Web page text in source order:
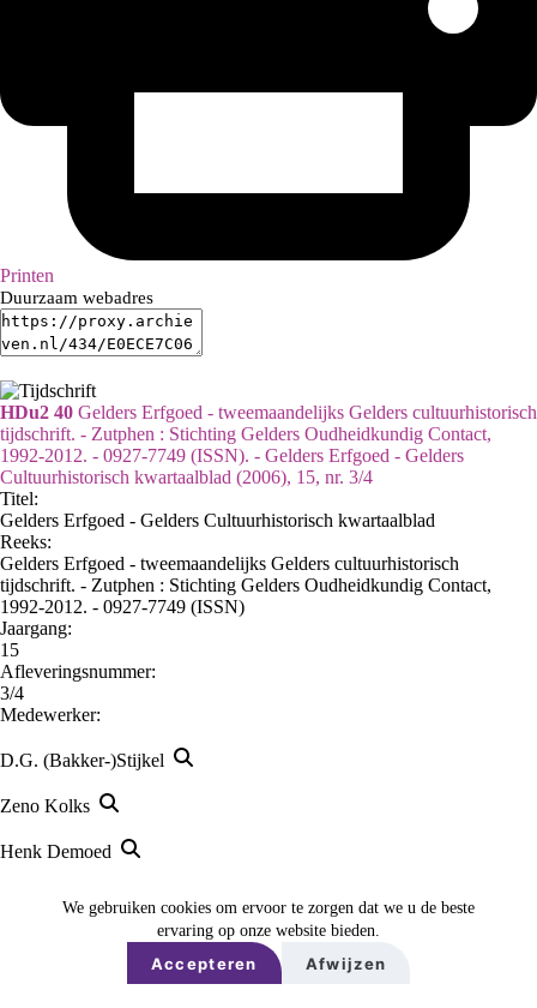
We gebruiken cookies om ervoor te zorgen dat we u de beste
ervaring op onze website bieden.
Accepteren Afwijzen
Printen
Duurzaam webadres
HDu2 40 Gelders Erfgoed - tweemaandelijks Gelders cultuurhistorisch
tijdschrift. - Zutphen : Stichting Gelders Oudheidkundig Contact,
1992-2012. - 0927-7749 (ISSN). - Gelders Erfgoed - Gelders
Cultuurhistorisch kwartaalblad (2006), 15, nr. 3/4
Titel:
Gelders Erfgoed - Gelders Cultuurhistorisch kwartaalblad
Reeks:
Gelders Erfgoed - tweemaandelijks Gelders cultuurhistorisch
tijdschrift. - Zutphen : Stichting Gelders Oudheidkundig Contact,
1992-2012. - 0927-7749 (ISSN)
Jaargang:
15
Afleveringsnummer:
3/4
Medewerker:
D.G. (Bakker-)Stijkel
Zeno Kolks
Henk Demoed
Jan Harenberg
Antoon van Balveren